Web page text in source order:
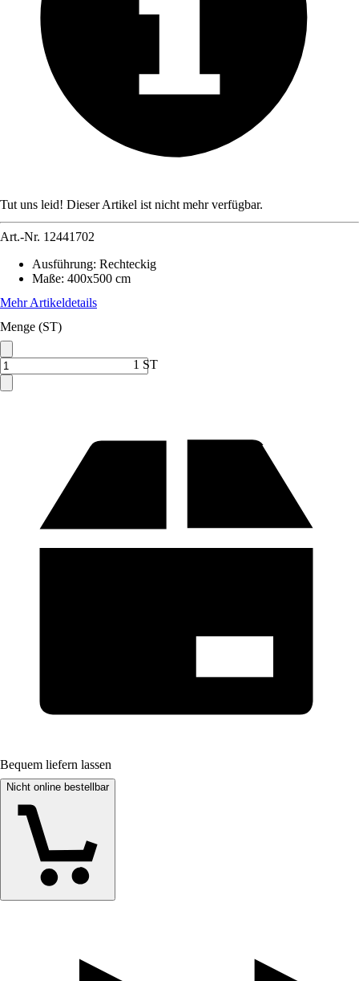
Tut uns leid! Dieser Artikel ist nicht mehr verfügbar.
Art.-Nr. 12441702
Ausführung: Rechteckig
Maße: 400x500 cm
Mehr Artikeldetails
Menge (ST)
1 ST
Bequem liefern lassen
Nicht online bestellbar